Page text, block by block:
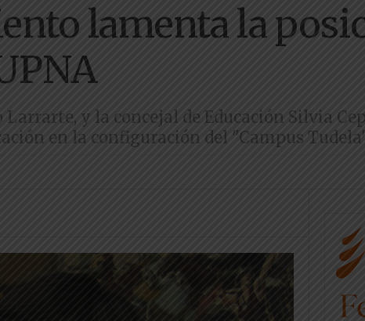
lamenta la
Larrarte, y la concejal de Educación Silvia
en la configuración del "Campus